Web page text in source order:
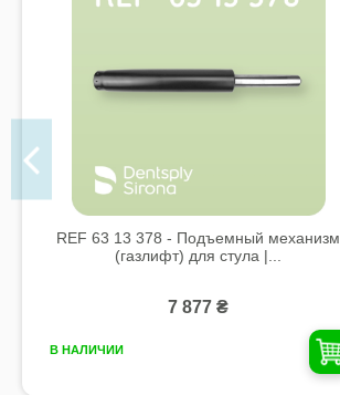
REF 63 13 378 - Подъемный механизм
(газлифт) для стула |...
7 877 ₴
В НАЛИЧИИ